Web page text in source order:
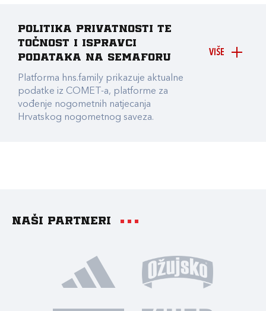
VIŠE
Politika privatnosti te
točnost i ispravci
podataka na Semaforu
Platforma hns.family prikazuje aktualne
podatke iz COMET-a, platforme za
vođenje nogometnih natjecanja
Hrvatskog nogometnog saveza.
Naši partneri